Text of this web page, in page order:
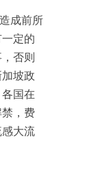
成前所
定的
否则
坡政
国在
，费
大流